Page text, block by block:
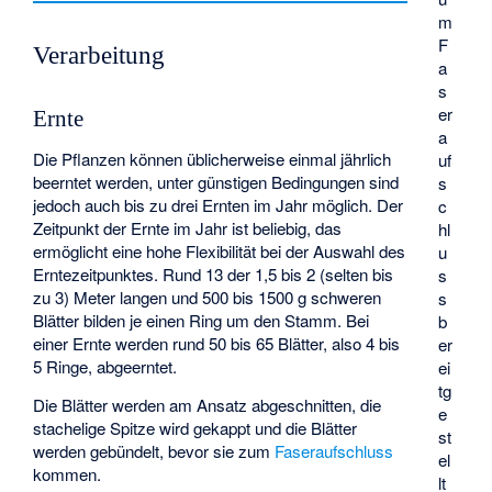
m
F
a
s
er
a
uf
s
c
hl
u
s
s
b
er
ei
tg
e
st
el
lt
Verarbeitung
Ernte
Die Pflanzen können üblicherweise einmal jährlich
beerntet werden, unter günstigen Bedingungen sind
jedoch auch bis zu drei Ernten im Jahr möglich. Der
Zeitpunkt der Ernte im Jahr ist beliebig, das
ermöglicht eine hohe Flexibilität bei der Auswahl des
Erntezeitpunktes. Rund 13 der 1,5 bis 2 (selten bis
zu 3) Meter langen und 500 bis 1500 g schweren
Blätter bilden je einen Ring um den Stamm. Bei
einer Ernte werden rund 50 bis 65 Blätter, also 4 bis
5 Ringe, abgeerntet.
Die Blätter werden am Ansatz abgeschnitten, die
stachelige Spitze wird gekappt und die Blätter
werden gebündelt, bevor sie zum Faseraufschluss
kommen.